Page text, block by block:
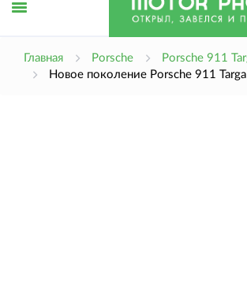
Главная Porsche
Porsche 911
Новое поколение Porsche 911